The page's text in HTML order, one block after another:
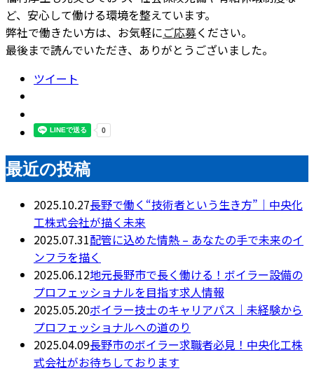
ど、安心して働ける環境を整えています。
弊社で働きたい方は、お気軽にご応募ください。
最後まで読んでいただき、ありがとうございました。
ツイート
最近の投稿
2025.10.27長野で働く“技術者という生き方”｜中央化
工株式会社が描く未来
2025.07.31配管に込めた情熱 – あなたの手で未来のイ
ンフラを描く
2025.06.12地元長野市で長く働ける！ボイラー設備の
プロフェッショナルを目指す求人情報
2025.05.20ボイラー技士のキャリアパス｜未経験から
プロフェッショナルへの道のり
2025.04.09長野市のボイラー求職者必見！中央化工株
式会社がお待ちしております